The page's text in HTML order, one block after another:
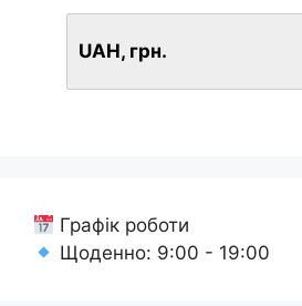
UAH, грн.
Графік роботи
Щоденно: 9:00 - 19:00